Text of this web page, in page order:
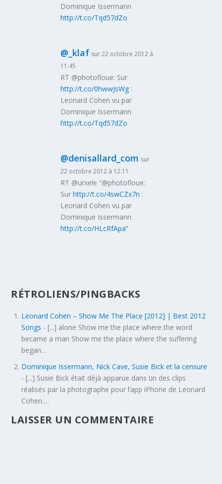
Dominique Issermann
http://t.co/Tqd57dZo
@_klaf sur 22 octobre 2012 à
11:45
RT @photofloue: Sur
http://t.co/0hwwJsWg :
Leonard Cohen vu par
Dominique Issermann
http://t.co/Tqd57dZo
@denisallard_com sur
22 octobre 2012 à 12:11
RT @urxele “@photofloue:
Surhttp://t.co/4swCZx7n :
Leonard Cohen vu par
Dominique Issermann
http://t.co/HLcRfApa”
RÉTROLIENS/PINGBACKS
Leonard Cohen – Show Me The Place [2012] | Best 2012
Songs - [...] alone Show me the place where the word
became a man Show me the place where the suffering
began…
Dominique Issermann, Nick Cave, Susie Bick et la censure
- [...] Susie Bick était déjà apparue dans un des clips
réalisés par la photographe pour l’app iPhone de Leonard
Cohen.…
LAISSER UN COMMENTAIRE